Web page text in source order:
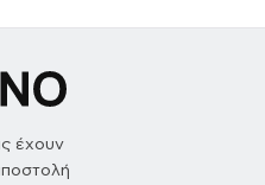
έχουν